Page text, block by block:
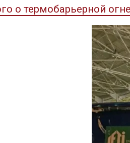
о термобарьерной